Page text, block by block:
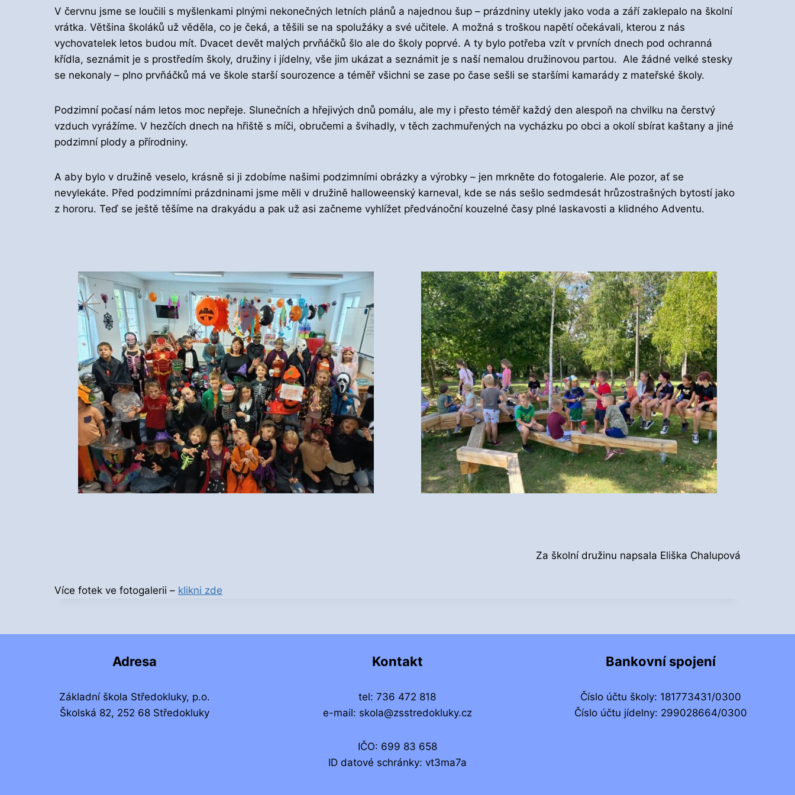
V červnu jsme se loučili s myšlenkami plnými nekonečných letních plánů a najednou šup – prázdniny utekly jako voda a září zaklepalo na školní
vrátka. Většina školáků už věděla, co je čeká, a těšili se na spolužáky a své učitele. A možná s troškou napětí očekávali, kterou z nás
vychovatelek letos budou mít. Dvacet devět malých prvňáčků šlo ale do školy poprvé. A ty bylo potřeba vzít v prvních dnech pod ochranná
křídla, seznámit je s prostředím školy, družiny i jídelny, vše jim ukázat a seznámit je s naší nemalou družinovou partou. Ale žádné velké stesky
se nekonaly – plno prvňáčků má ve škole starší sourozence a téměř všichni se zase po čase sešli se staršími kamarády z mateřské školy.
Podzimní počasí nám letos moc nepřeje. Slunečních a hřejivých dnů pomálu, ale my i přesto téměř každý den alespoň na chvilku na čerstvý
vzduch vyrážíme. V hezčích dnech na hřiště s míči, obručemi a švihadly, v těch zachmuřených na vycházku po obci a okolí sbírat kaštany a jiné
podzimní plody a přírodniny.
A aby bylo v družině veselo, krásně si ji zdobíme našimi podzimními obrázky a výrobky – jen mrkněte do fotogalerie. Ale pozor, ať se
nevylekáte. Před podzimními prázdninami jsme měli v družině halloweenský karneval, kde se nás sešlo sedmdesát hrůzostrašných bytostí jako
z hororu. Teď se ještě těšíme na drakyádu a pak už asi začneme vyhlížet předvánoční kouzelné časy plné laskavosti a klidného Adventu.
Za školní družinu napsala Eliška Chalupová
Více fotek ve fotogalerii – klikni zde
Adresa
Základní škola Středokluky, p.o.
Školská 82, 252 68 Středokluky
Kontakt
tel: 736 472 818
e-mail: skola@zsstredokluky.cz
IČO: 699 83 658
ID datové schránky: vt3ma7a
Bankovní spojení
Číslo účtu školy: 181773431/0300
Číslo účtu jídelny: 299028664/0300